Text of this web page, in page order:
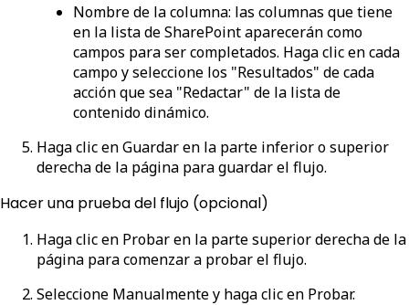
Nombre de la columna: las columnas que tiene
en la lista de SharePoint aparecerán como
campos para ser completados. Haga clic en cada
campo y seleccione los "Resultados" de cada
acción que sea "Redactar" de la lista de
contenido dinámico.
Haga clic enGuardaren la parte inferior o superior
derecha de la página para guardar el flujo.
Hacer una prueba del flujo (opcional)
Haga clic en Probaren la parte superior derecha de la
página para comenzar a probar el flujo.
Seleccione Manualmentey haga clic en Probar.